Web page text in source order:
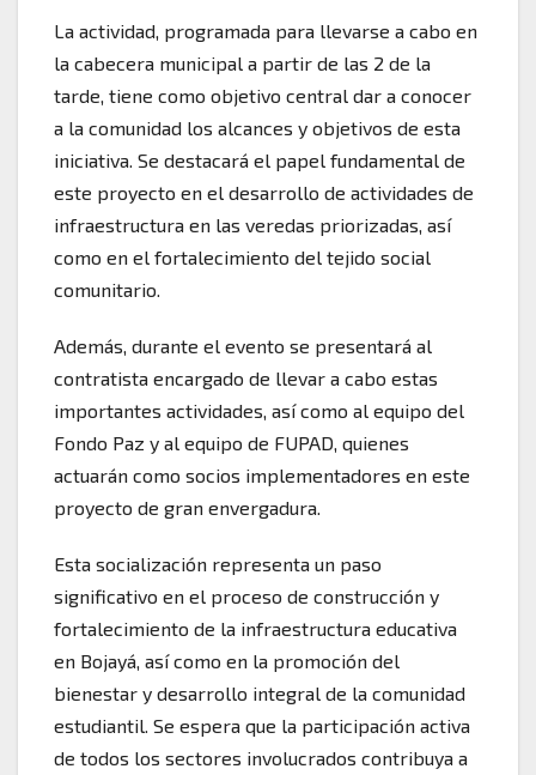
La actividad, programada para llevarse a cabo en
la cabecera municipal a partir de las 2 de la
tarde, tiene como objetivo central dar a conocer
a la comunidad los alcances y objetivos de esta
iniciativa. Se destacará el papel fundamental de
este proyecto en el desarrollo de actividades de
infraestructura en las veredas priorizadas, así
como en el fortalecimiento del tejido social
comunitario.
Además, durante el evento se presentará al
contratista encargado de llevar a cabo estas
importantes actividades, así como al equipo del
Fondo Paz y al equipo de FUPAD, quienes
actuarán como socios implementadores en este
proyecto de gran envergadura.
Esta socialización representa un paso
significativo en el proceso de construcción y
fortalecimiento de la infraestructura educativa
en Bojayá, así como en la promoción del
bienestar y desarrollo integral de la comunidad
estudiantil. Se espera que la participación activa
de todos los sectores involucrados contribuya a